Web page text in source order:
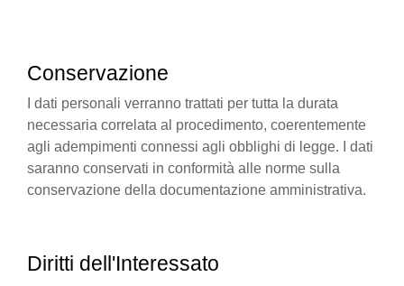
Conservazione
I dati personali verranno trattati per tutta la durata
necessaria correlata al procedimento, coerentemente
agli adempimenti connessi agli obblighi di legge. I dati
saranno conservati in conformità alle norme sulla
conservazione della documentazione amministrativa.
Diritti dell'Interessato